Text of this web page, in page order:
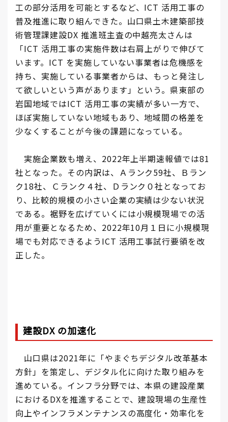
工の部分活用を可能とするなど、ICT 活用工事の
普及推進に取り組んできた。山口県土木建築部技
術管理課建設DX 推進班主査の中越亮太さんは
「ICT 活用工事の実施件数は右肩上がりで伸びて
います。ICT を実施していない事業者は危機感を
持ち、実施している事業者からは、もっと発注し
て欲しいという声があります」という。県東部の
岩国地域ではICT 活用工事の実績が多い一方で、
ほぼ実施していない地域もあり、地域間の格差を
少なくすることが今後の課題になっている。
実施企業数も増え、2022年上半期速報値では81
社となった。その内訳は、Ａランク59社、Ｂラン
ク18社、Ｃランク４社、Ｄランク０社となってお
り、比較的規模の小さい企業の実績は少ない状況
である。裾野を広げていくには小規模現場での活
用が重要となるため、2022年10月１日に小規模現
場でも対応できるようICT 活用工事試行要領を改
正した。
建設DX の加速化
山口県は2021年に「やまぐちデジタル改革基本
方針」を策定し、デジタル化に向けた取り組みを
進めている。インフラ分野では、本県の建設産業
におけるDXを推進することで、建設現場の生産性
向上やインフラメンテナンスの高度化・効率化を